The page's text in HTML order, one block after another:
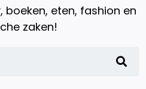
eten, fashion en
zaken!